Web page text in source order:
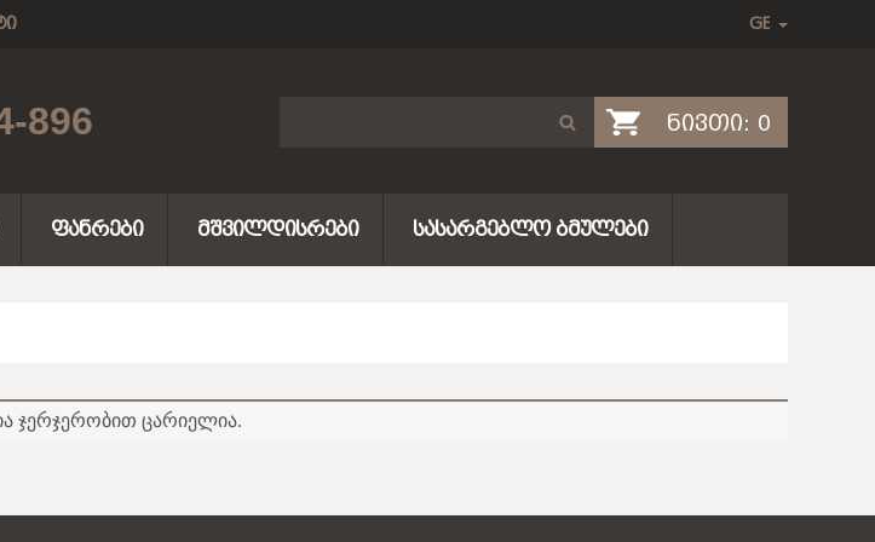
896 ნივთი: 0
ᲤᲐᲜᲠᲔᲑᲘ ᲛᲨᲕᲘᲚᲓᲘᲡᲠᲔᲑᲘ ᲡᲐᲡᲐᲠᲒᲔᲑᲚᲝ ᲑᲛᲣᲚᲔᲑᲘ
ჯერჯერობით ცარიელია.